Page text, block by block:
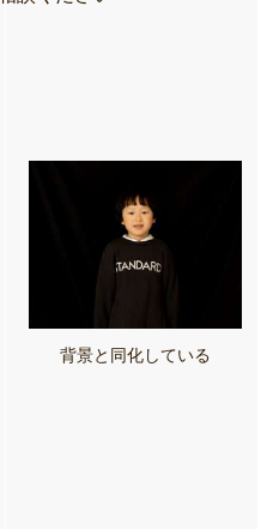
背景と同化している